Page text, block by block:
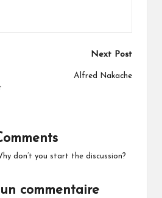
Next Post
Alfred Nakache
don’t you start the discussion?
commentaire